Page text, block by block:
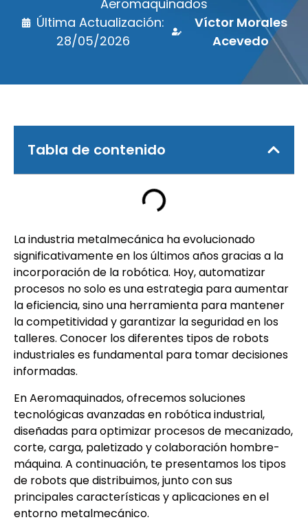
Aeromaquinados
Última Actualización:
28/05/2026
Víctor Morales
Acevedo
Tabla de contenido
La industria metalmecánica ha evolucionado
significativamente en los últimos años gracias a la
incorporación de la robótica. Hoy, automatizar
procesos no solo es una estrategia para aumentar
la eficiencia, sino una herramienta para mantener
la competitividad y garantizar la seguridad en los
talleres. Conocer los diferentes tipos de robots
industriales es fundamental para tomar decisiones
informadas.
En Aeromaquinados, ofrecemos soluciones
tecnológicas avanzadas en robótica industrial,
diseñadas para optimizar procesos de mecanizado,
corte, carga, paletizado y colaboración hombre-
máquina. A continuación, te presentamos los tipos
de robots que distribuimos, junto con sus
principales características y aplicaciones en el
entorno metalmecánico.